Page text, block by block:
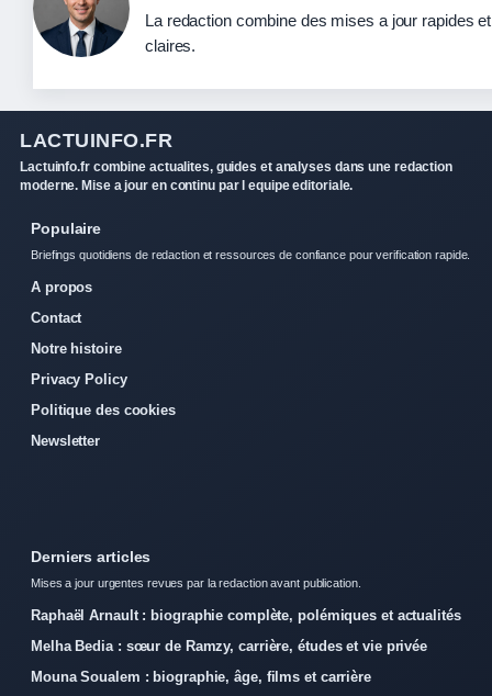
La redaction combine des mises a jour rapides
claires.
LACTUINFO.FR
Lactuinfo.fr combine actualites, guides et analyses dans une redaction
moderne. Mise a jour en continu par l equipe editoriale.
Populaire
Briefings quotidiens de redaction et ressources de confiance pour verification rapide.
A propos
Contact
Notre histoire
Privacy Policy
Politique des cookies
Newsletter
Derniers articles
Mises a jour urgentes revues par la redaction avant publication.
Raphaël Arnault : biographie complète, polémiques et actualités
Melha Bedia : sœur de Ramzy, carrière, études et vie privée
Mouna Soualem : biographie, âge, films et carrière